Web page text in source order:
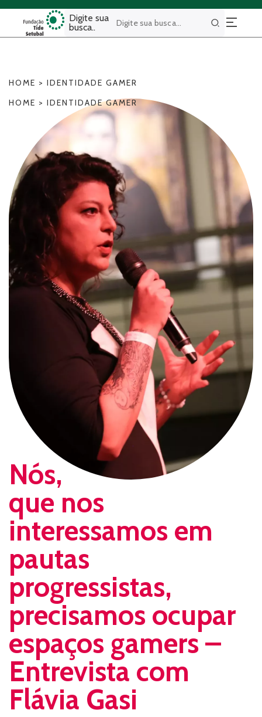
Digite sua
busca..
Buscar
HOME > IDENTIDADE GAMER
HOME > IDENTIDADE GAMER
Nós,
que nos
interessamos em
pautas
progressistas,
precisamos ocupar
espaços gamers –
Entrevista com
Flávia Gasi